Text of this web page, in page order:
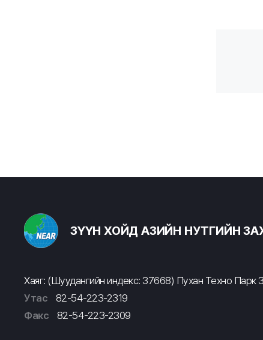
ЗҮҮН ХОЙД АЗИЙН НУТГИЙН
Хаяг: (Шуудангийн индекс: 37668) Пухан Техно Парк
Утас
82-54-223-2319
Факс
82-54-223-2309